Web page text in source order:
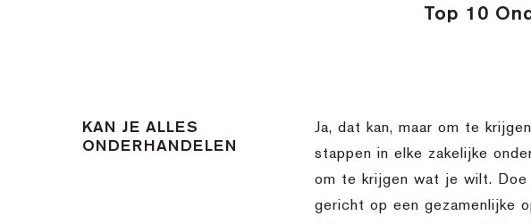
Top 10
KAN JE ALLES
ONDERHANDELEN
Ja, dat kan, maar om te
stappen in elke zakelijke
om te krijgen wat je wilt. Doe
gericht op een gezamenlijke